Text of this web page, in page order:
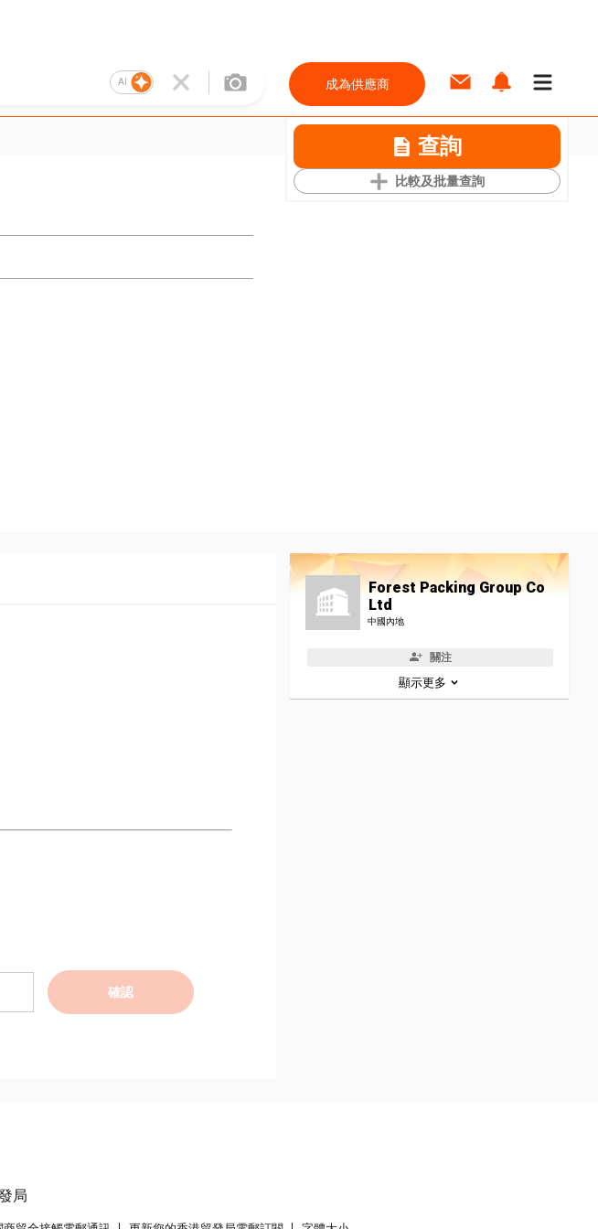
AI 成為供應商
查詢
比較及批量查詢
確認
Forest Packing Group Co
Ltd
中國內地
關注
顯示更多